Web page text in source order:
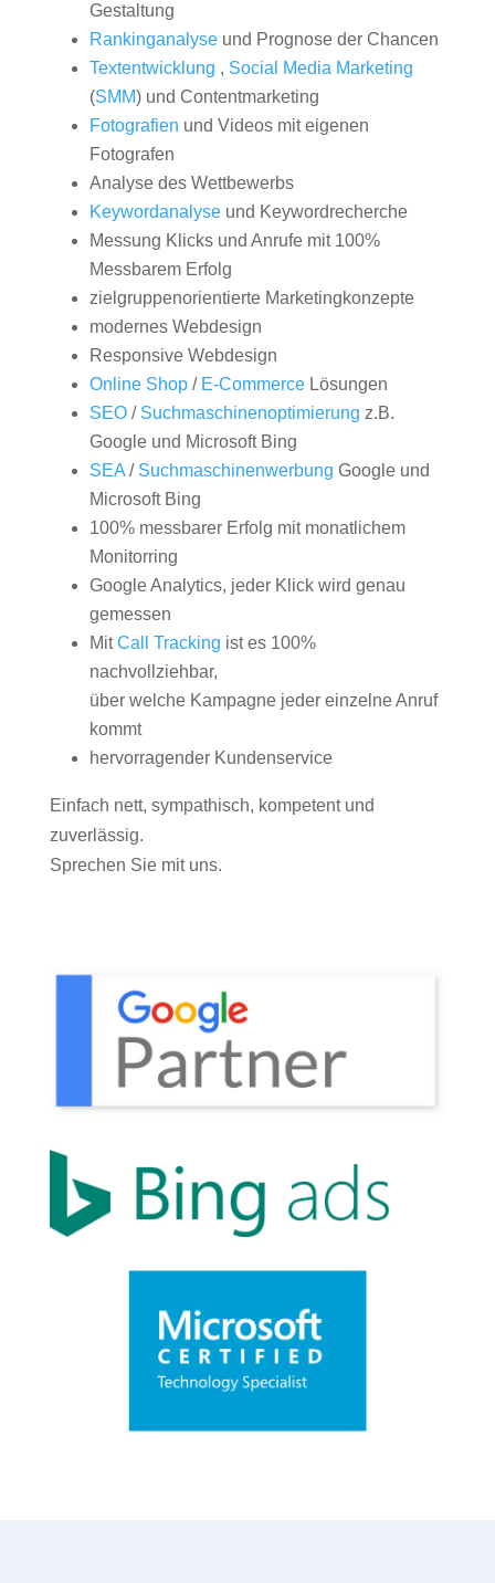
Gestaltung
Rankinganalyseund Prognose der Chancen
Textentwicklung , Social Media Marketing
(SMM) und Contentmarketing
Fotografien und Videos mit eigenen
Fotografen
Analyse des Wettbewerbs
Keywordanalyseund Keywordrecherche
Messung Klicks und Anrufe mit 100%
Messbarem Erfolg
zielgruppenorientierte Marketingkonzepte
modernes Webdesign
Responsive Webdesign
Online Shop/ E-CommerceLösungen
SEO/ Suchmaschinenoptimierung z.B.
Google und Microsoft Bing
SEA/ Suchmaschinenwerbung Google und
Microsoft Bing
100% messbarer Erfolg mit monatlichem
Monitorring
Google Analytics, jeder Klick wird genau
gemessen
MitCall Tracking ist es 100%
nachvollziehbar,
über welche Kampagne jeder einzelne Anruf
kommt
hervorragender Kundenservice
Einfach nett, sympathisch, kompetent und
zuverlässig.
Sprechen Sie mit uns.